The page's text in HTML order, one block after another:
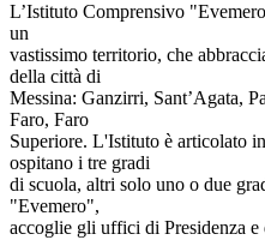
L’Istituto Comprensivo
un
vastissimo territorio, che
della città di
Messina: Ganzirri, Sant’Agata,
Faro, Faro
Superiore. L'Istituto è articolato
ospitano i tre gradi
di scuola, altri solo uno o due
"Evemero",
accoglie gli uffici di Presidenza e